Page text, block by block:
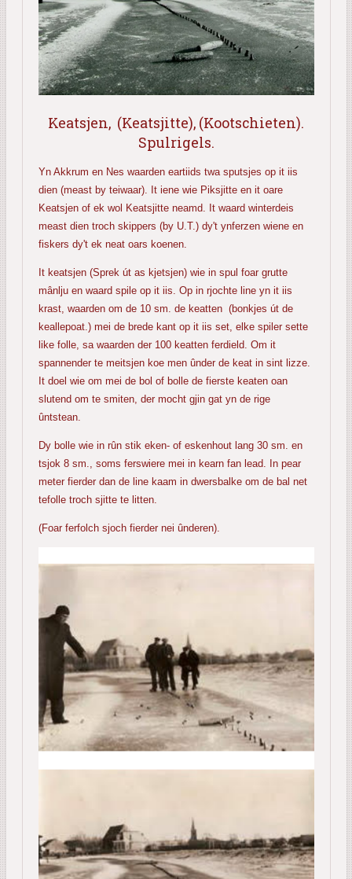
Keatsjen, (Keatsjitte), (Kootschieten).
Spulrigels.
Yn Akkrum en Nes waarden eartiids twa sputsjes op it iis
dien (meast by teiwaar). It iene wie Piksjitte en it oare
Keatsjen of ek wol Keatsjitte neamd. It waard winterdeis
meast dien troch skippers (by U.T.) dy't ynferzen wiene en
fiskers dy't ek neat oars koenen.
It keatsjen (Sprek út as kjetsjen) wie in spul foar grutte
mânlju en waard spile op it iis. Op in rjochte line yn it iis
krast, waarden om de 10 sm. de keatten (bonkjes út de
keallepoat.) mei de brede kant op it iis set, elke spiler sette
like folle, sa waarden der 100 keatten ferdield. Om it
spannender te meitsjen koe men ûnder de keat in sint lizze.
It doel wie om mei de bol of bolle de fierste keaten oan
slutend om te smiten, der mocht gjin gat yn de rige
ûntstean.
Dy bolle wie in rûn stik eken- of eskenhout lang 30 sm. en
tsjok 8 sm., soms ferswiere mei in kearn fan lead. In pear
meter fierder dan de line kaam in dwersbalke om de bal net
tefolle troch sjitte te litten.
(Foar ferfolch sjoch fierder nei ûnderen).